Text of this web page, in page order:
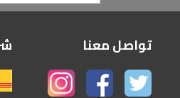
تواصل معنا